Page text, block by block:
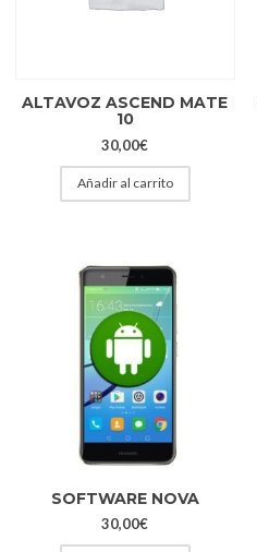
ALTAVOZ ASCEND MATE
10
30,00€
Añadir al carrito
SOFTWARE NOVA
30,00€